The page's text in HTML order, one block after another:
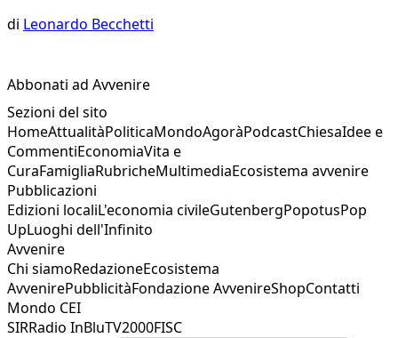
di Leonardo Becchetti
Abbonati ad Avvenire
Sezioni del sito
HomeAttualitàPoliticaMondoAgoràPodcastChiesaIdee e
CommentiEconomiaVita e
CuraFamigliaRubricheMultimediaEcosistema avvenire
Pubblicazioni
Edizioni localiL'economia civileGutenbergPopotusPop
UpLuoghi dell'Infinito
Avvenire
Chi siamoRedazioneEcosistema
AvvenirePubblicitàFondazione AvvenireShopContatti
Mondo CEI
SIRRadio InBluTV2000FISC